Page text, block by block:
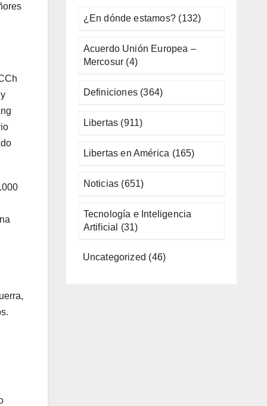
¿En dónde estamos? (132)
Acuerdo Unión Europea –
Mercosur (4)
Definiciones(364)
Libertas (911)
Libertas en América (165)
Noticias (651)
Tecnología e Inteligencia
Artificial (31)
Uncategorized (46)